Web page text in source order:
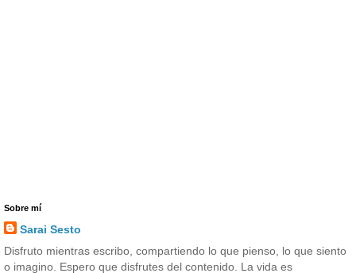
Sobre mí
Sarai Sesto
Disfruto mientras escribo, compartiendo lo que pienso, lo que siento
o imagino. Espero que disfrutes del contenido. La vida es